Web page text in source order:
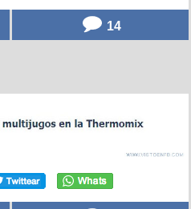
14